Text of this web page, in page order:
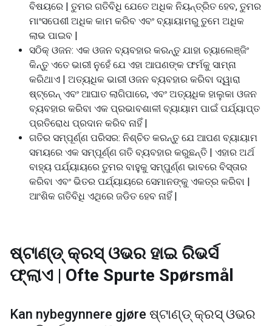
ବିଷୟରେ | ତୁମର ଗତିବିଧି ଯେତେ ଅଧିକ ନିୟନ୍ତ୍ରିତ ହେବ, ତୁମର
ମାଂସପେଶୀ ଅଧିକ କାମ କରିବ ଏବଂ ବ୍ୟାୟାମରୁ ତୁମେ ଅଧିକ
ଲାଭ ପାଇବ |
ସଠିକ୍ ଓଜନ: ଏକ ଓଜନ ବ୍ୟବହାର କରନ୍ତୁ ଯାହା ଚ୍ୟାଲେଞ୍ଜିଂ
କିନ୍ତୁ ଏତେ ଭାରୀ ନୁହେଁ ଯେ ଏହା ଆପଣଙ୍କ ଫର୍ମକୁ ସାମ୍ନା
କରିଥାଏ | ଅତ୍ୟଧିକ ଭାରୀ ଓଜନ ବ୍ୟବହାର କରିବା ଦ୍ୱାରା
ଷ୍ଟ୍ରେନ୍ ଏବଂ ଆଘାତ ଲାଗିପାରେ, ଏବଂ ଅତ୍ୟଧିକ ହାଲୁକା ଓଜନ
ବ୍ୟବହାର କରିବା ଏକ ପ୍ରଭାବଶାଳୀ ବ୍ୟାୟାମ ପାଇଁ ପର୍ଯ୍ୟାପ୍ତ
ପ୍ରତିରୋଧ ପ୍ରଦାନ କରିବ ନାହିଁ |
ଗତିର ସମ୍ପୂର୍ଣ୍ଣ ପରିସର: ନିଶ୍ଚିତ କରନ୍ତୁ ଯେ ଆପଣ ବ୍ୟାୟାମ
ସମୟରେ ଏକ ସମ୍ପୂର୍ଣ୍ଣ ଗତି ବ୍ୟବହାର କରୁଛନ୍ତି | ଏହାର ଅର୍ଥ
ବାହ୍ୟ ପର୍ଯ୍ୟାୟରେ ତୁମର ବାହୁକୁ ସମ୍ପୁର୍ଣ୍ଣ ଭାବରେ ବିସ୍ତାର
କରିବା ଏବଂ ଭିତର ପର୍ଯ୍ୟାୟରେ ସେମାନଙ୍କୁ ଏକତ୍ର କରିବା |
ଆଂଶିକ ଗତିବିଧି ଏଥିରେ ଜଡିତ ହେବ ନାହିଁ |
ଷ୍ଟାଣ୍ଡ୍ କ୍ରସ୍ ଓଭର ହାଇ ରିଭର୍ସ
ଫ୍ଲାଏ | Ofte Spurte Spørsmål
Kan nybegynnere gjøre ଷ୍ଟାଣ୍ଡ୍ କ୍ରସ୍ ଓଭର